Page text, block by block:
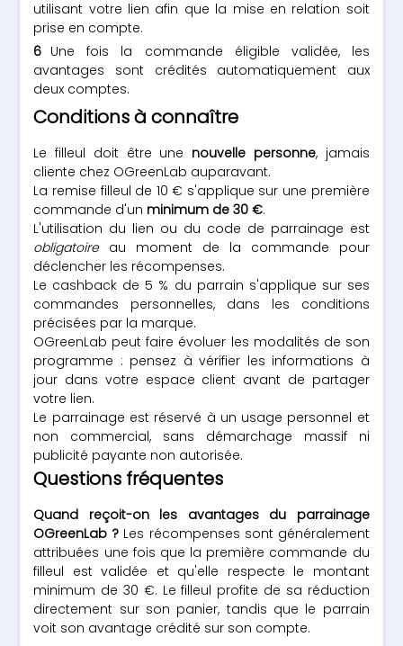
utilisant votre lien afin que la mise en relation soit
prise en compte.
Une fois la commande éligible validée, les
avantages sont crédités automatiquement aux
deux comptes.
Conditions à connaître
Le filleul doit être une nouvelle personne, jamais
cliente chez OGreenLab auparavant.
La remise filleul de 10 € s'applique sur une première
commande d'un minimum de 30 €.
L'utilisation du lien ou du code de parrainage est
obligatoireau moment de la commande pour
déclencher les récompenses.
Le cashback de 5 % du parrain s'applique sur ses
commandes personnelles, dans les conditions
précisées par la marque.
OGreenLab peut faire évoluer les modalités de son
programme : pensez à vérifier les informations à
jour dans votre espace client avant de partager
votre lien.
Le parrainage est réservé à un usage personnel et
non commercial, sans démarchage massif ni
publicité payante non autorisée.
Questions fréquentes
Quand reçoit-on les avantages du parrainage
OGreenLab ? Les récompenses sont généralement
attribuées une fois que la première commande du
filleul est validée et qu'elle respecte le montant
minimum de 30 €. Le filleul profite de sa réduction
directement sur son panier, tandis que le parrain
voit son avantage crédité sur son compte.